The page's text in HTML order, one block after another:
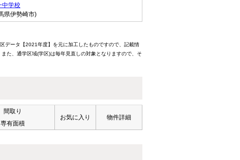
中学校
県伊勢崎市)
データ【2021年度】を元に加工したものですので、記載情
た、通学区域(学区)は毎年見直しの対象となりますので、そ
間取り
専有面積
お気に入り 物件詳細